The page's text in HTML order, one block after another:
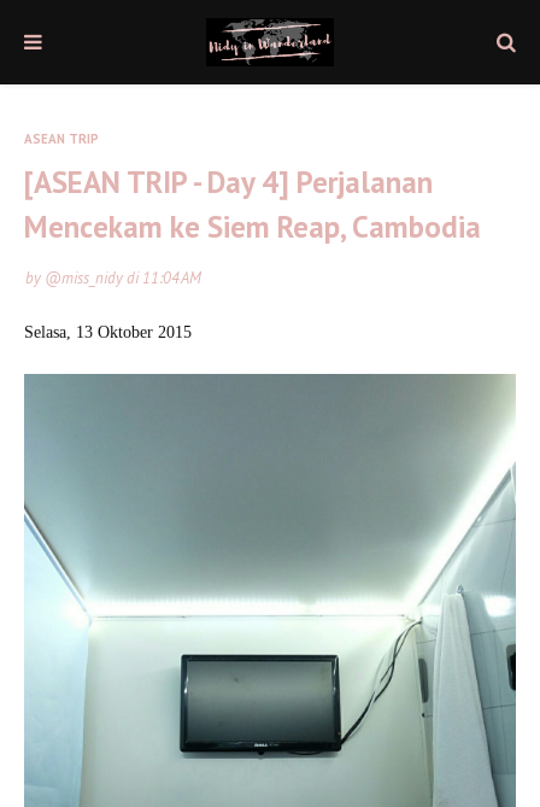
ASEAN TRIP
[ASEAN TRIP - Day 4] Perjalanan
Mencekam ke Siem Reap, Cambodia
by @miss_nidydi11:04 AM
Selasa, 13 Oktober 2015